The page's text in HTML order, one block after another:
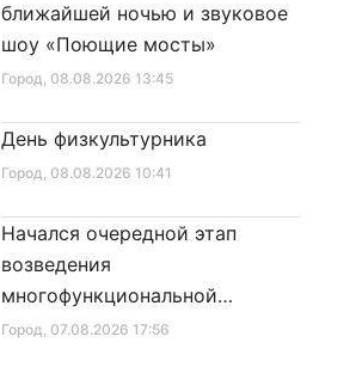
Город, 08.08.2026 13:45
ближайшей ночью и звуковое
шоу «Поющие мосты»
Город, 08.08.2026 10:41
День физкультурника
Город, 07.08.2026 17:56
Начался очередной этап
возведения
многофункциональной
площадки центра спорта